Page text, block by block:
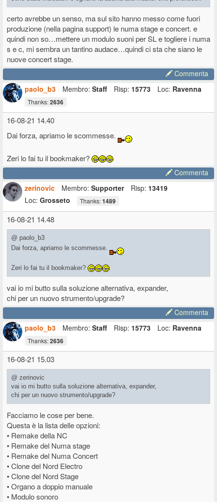
certo avrebbe un senso, ma sul sito hanno messo come fuori
produzione (nella pagina support) le numa stage e concert. e
quindi non so…mettere un modulo suoni per SL e togliere i numa
s e c, mi sembra un tantino audace…quindi ci sta che siano le
nuove concert stage.
Commenta
paolo_b3
Membro: Staff Risp: 15773 Loc: Ravenna
Thanks:2636
16-08-21 14.40
Dai forza, apriamo le scommesse.
Zeri lo fai tu il bookmaker?
Commenta
zerinovic
Membro: Supporter Risp: 13419
Loc: Grosseto Thanks:1489
16-08-21 14.48
@ paolo_b3
Dai forza, apriamo le scommesse.
Zeri lo fai tu il bookmaker?
vai io mi butto sulla soluzione alternativa, expander,
chi per un nuovo strumento/upgrade?
Commenta
paolo_b3
Membro: Staff Risp: 15773 Loc: Ravenna
Thanks:2636
16-08-21 15.03
@ zerinovic
vai io mi butto sulla soluzione alternativa, expander,
chi per un nuovo strumento/upgrade?
Facciamo le cose per bene.
Questa è la lista delle opzioni:
• Remake della NC
• Remake del Numa stage
• Remake del Numa Concert
• Clone del Nord Electro
• Clone del Nord Stage
• Organo a doppio manuale
• Modulo sonoro